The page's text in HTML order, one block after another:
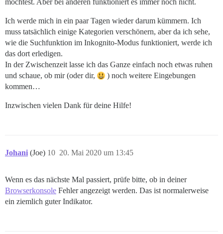
möchtest. Aber bei anderen funktioniert es immer noch nicht.
Ich werde mich in ein paar Tagen wieder darum kümmern. Ich
muss tatsächlich einige Kategorien verschönern, aber da ich sehe,
wie die Suchfunktion im Inkognito-Modus funktioniert, werde ich
das dort erledigen.
In der Zwischenzeit lasse ich das Ganze einfach noch etwas ruhen
und schaue, ob mir (oder dir,
) noch weitere Eingebungen
kommen…
Inzwischen vielen Dank für deine Hilfe!
Johani (Joe) 20. Mai 2020 um 13:45
10
Wenn es das nächste Mal passiert, prüfe bitte, ob in deiner
Browserkonsole Fehler angezeigt werden. Das ist normalerweise
ein ziemlich guter Indikator.